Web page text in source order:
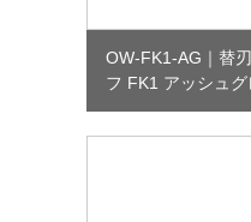
OW-FK1-AG ｜ 替
フ FK1 アッシュグ